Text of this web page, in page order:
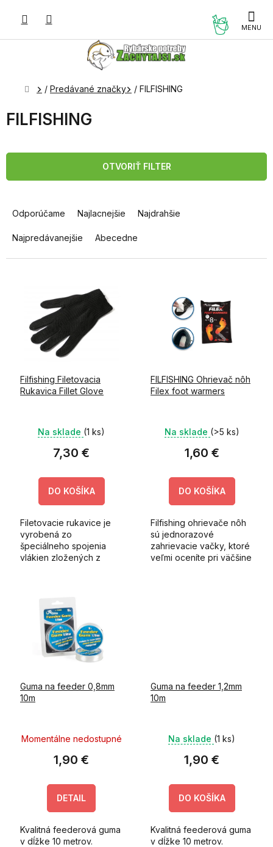
Domov
/ Predávané značky / FILFISHING
FILFISHING
OTVORIŤ FILTER
a
e
Odporúčame Najlacnejšie Najdrahšie
Najpredávanejšie Abecedne
Filfishing Filetovacia
Rukavica Fillet Glove
Na sklade (1 ks)
7,30 €
DO KOŠÍKA
Filetovacie rukavice je
vyrobená zo
špeciálneho spojenia
vlákien zložených z
FILFISHING Ohrievač nôh
Filex foot warmers
Na sklade (>5 ks)
1,60 €
DO KOŠÍKA
Filfishing ohrievače nôh
sú jednorazové
zahrievacie vačky, ktoré
veľmi oceníte pri väčšine
Guma na feeder 0,8mm
10m
Momentálne nedostupné
1,90 €
DETAIL
Kvalitná feederová guma
v dĺžke 10 metrov.
Guma na feeder 1,2mm
10m
Na sklade (1 ks)
1,90 €
DO KOŠÍKA
Kvalitná feederová guma
v dĺžke 10 metrov.